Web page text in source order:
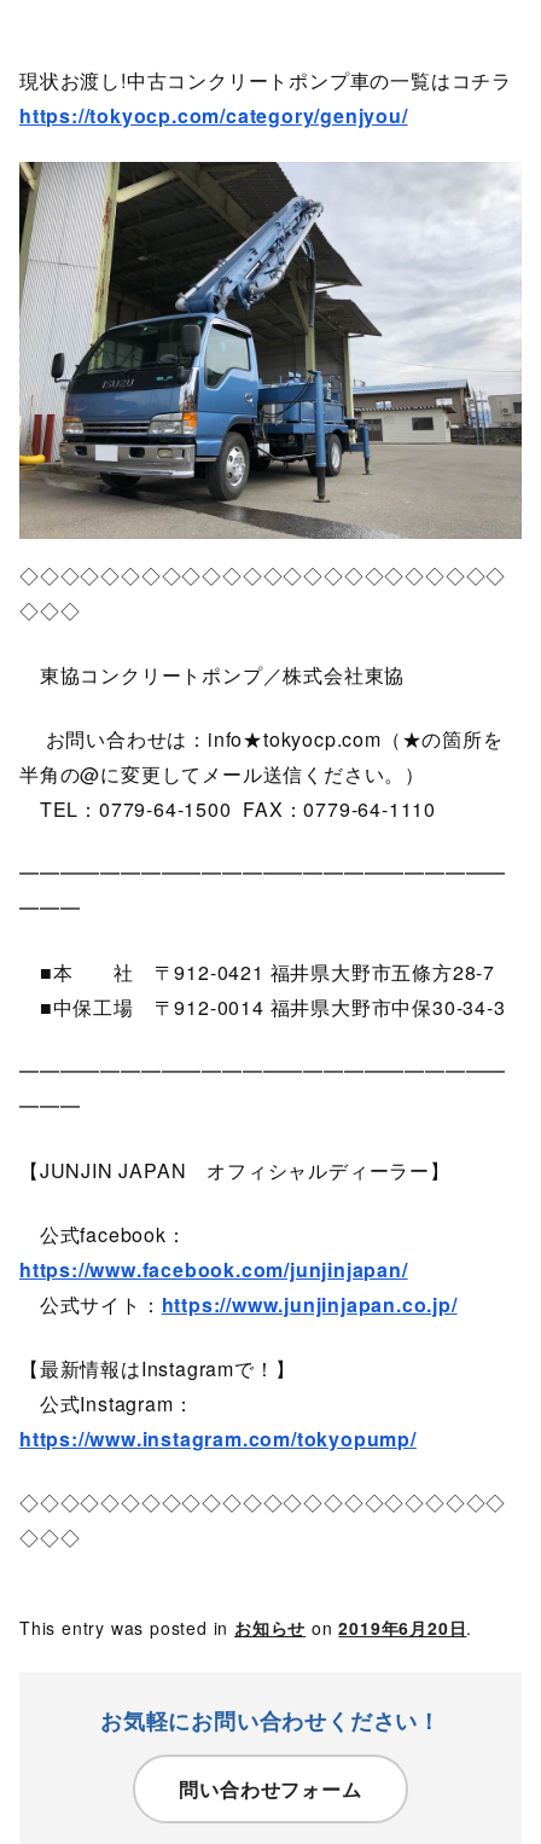
現状お渡し!中古コンクリートポンプ車の一覧はコチラ
https://tokyocp.com/category/genjyou/
◇◇◇◇◇◇◇◇◇◇◇◇◇◇◇◇◇◇◇◇◇◇◇◇
◇◇◇
東協コンクリートポンプ／株式会社東協
お問い合わせは：info★tokyocp.com（★の箇所を
半角の@に変更してメール送信ください。）
TEL：0779-64-1500 FAX：0779-64-1110
━━━━━━━━━━━━━━━━━━━━━━━━
━━━
■本 社 〒912-0421 福井県大野市五條方28-7
■中保工場 〒912-0014 福井県大野市中保30-34-3
━━━━━━━━━━━━━━━━━━━━━━━━
━━━
【JUNJIN JAPAN オフィシャルディーラー】
公式facebook：
https://www.facebook.com/junjinjapan/
公式サイト： https://www.junjinjapan.co.jp/
【最新情報はInstagramで！】
公式Instagram：
https://www.instagram.com/tokyopump/
◇◇◇◇◇◇◇◇◇◇◇◇◇◇◇◇◇◇◇◇◇◇◇◇
◇◇◇
This entry was posted in お知らせ on2019年6月20日.
お気軽にお問い合わせください！
問い合わせフォーム